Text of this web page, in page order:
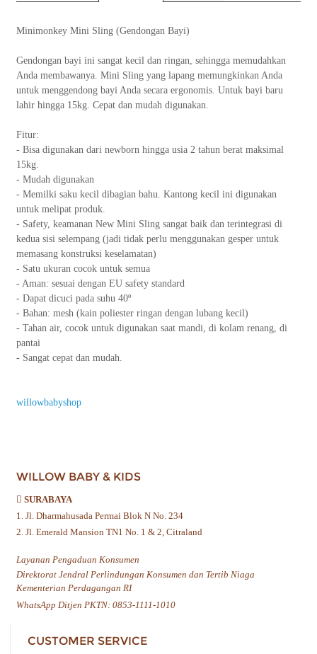
Minimonkey Mini Sling (Gendongan Bayi)
Gendongan bayi ini sangat kecil dan ringan, sehingga memudahkan
Anda membawanya. Mini Sling yang lapang memungkinkan Anda
untuk menggendong bayi Anda secara ergonomis. Untuk bayi baru
lahir hingga 15kg. Cepat dan mudah digunakan.
Fitur:
- Bisa digunakan dari newborn hingga usia 2 tahun berat maksimal
15kg.
- Mudah digunakan
- Memilki saku kecil dibagian bahu. Kantong kecil ini digunakan
untuk melipat produk.
- Safety, keamanan New Mini Sling sangat baik dan terintegrasi di
kedua sisi selempang (jadi tidak perlu menggunakan gesper untuk
memasang konstruksi keselamatan)
- Satu ukuran cocok untuk semua
- Aman: sesuai dengan EU safety standard
- Dapat dicuci pada suhu 40º
- Bahan: mesh (kain poliester ringan dengan lubang kecil)
- Tahan air, cocok untuk digunakan saat mandi, di kolam renang, di
pantai
- Sangat cepat dan mudah.
willowbabyshop
WILLOW BABY & KIDS
SURABAYA
1. Jl. Dharmahusada Permai Blok N No. 234
2. Jl. Emerald Mansion TN1 No. 1 & 2, Citraland
Layanan Pengaduan Konsumen
Direktorat Jendral Perlindungan Konsumen dan Tertib Niaga
Kementerian Perdagangan RI
WhatsApp Ditjen PKTN: 0853-1111-1010
CUSTOMER SERVICE